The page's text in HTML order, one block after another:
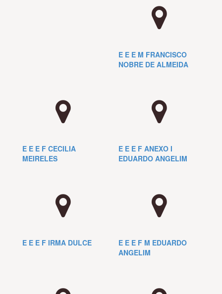
E E E M FRANCISCO
NOBRE DE ALMEIDA
E E E F CECILIA
MEIRELES
E E E F ANEXO I
EDUARDO ANGELIM
E E E F IRMA DULCE
E E E F M EDUARDO
ANGELIM